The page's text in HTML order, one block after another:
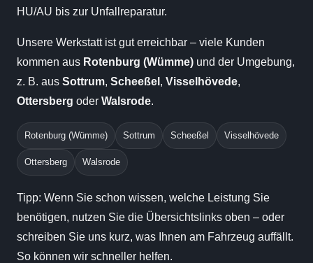
HU/AU bis zur Unfallreparatur.
Unsere Werkstatt ist gut erreichbar – viele Kunden
kommen aus Rotenburg (Wümme) und der Umgebung,
z. B. aus Sottrum, Scheeßel , Visselhövede,
Ottersberg oder Walsrode.
Rotenburg (Wümme) Sottrum Scheeßel Visselhövede
Ottersberg Walsrode
Tipp: Wenn Sie schon wissen, welche Leistung Sie
benötigen, nutzen Sie die Übersichtslinks oben – oder
schreiben Sie uns kurz, was Ihnen am Fahrzeug auffällt.
So können wir schneller helfen.